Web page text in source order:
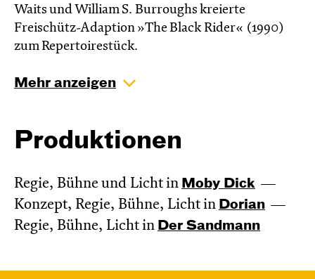
Waits und William S. Burroughs kreierte
Freischütz-Adaption »The Black Rider« (1990)
zum Repertoirestück.
Mehr anzeigen
Produktionen
Regie, Bühne und Licht in Moby Dick
Konzept, Regie, Bühne, Licht in Dorian
Regie, Bühne, Licht in Der Sandmann